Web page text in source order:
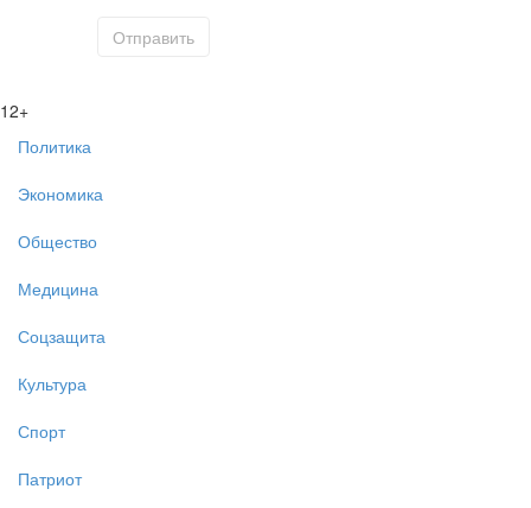
12+
Политика
Экономика
Общество
Медицина
Соцзащита
Культура
Спорт
Патриот